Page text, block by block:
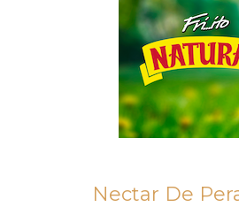
Nectar De